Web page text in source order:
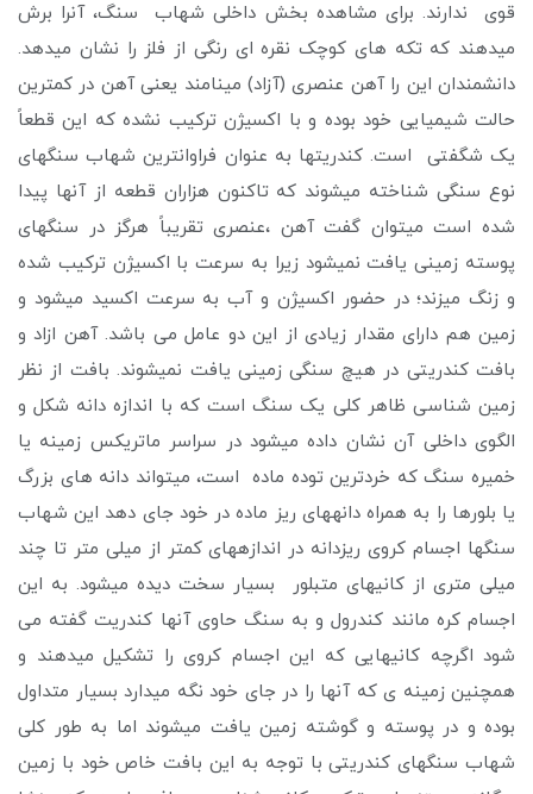
قوی ندارند. برای مشاهده بخش داخلی شهاب سنگ، آنرا برش
میدهند که تکه های کوچک نقره ای رنگی از فلز را نشان میدهد.
دانشمندان این را آهن عنصری (آزاد) مینامند یعنی آهن در کمترین
حالت شیمیایی خود بوده و با اکسیژن ترکیب نشده که این قطعاً
یک شگفتی است. کندریتها به عنوان فراوانترین شهاب سنگهای
نوع سنگی شناخته میشوند که تاکنون هزاران قطعه از آنها پیدا
شده است میتوان گفت آهن ،عنصری تقریباً هرگز در سنگهای
پوسته زمینی یافت نمیشود زیرا به سرعت با اکسیژن ترکیب شده
و زنگ میزند؛ در حضور اکسیژن و آب به سرعت اکسید میشود و
زمین هم دارای مقدار زیادی از این دو عامل می باشد. آهن ازاد و
بافت کندریتی در هیچ سنگی زمینی یافت نمیشوند. بافت از نظر
زمین شناسی ظاهر کلی یک سنگ است که با اندازه دانه شکل و
الگوی داخلی آن نشان داده میشود در سراسر ماتریکس زمینه یا
خمیره سنگ که خردترین توده ماده است، میتواند دانه های بزرگ
یا بلورها را به همراه دانههای ریز ماده در خود جای دهد این شهاب
سنگها اجسام کروی ریزدانه در اندازههای کمتر از میلی متر تا چند
میلی متری از کانیهای متبلور بسیار سخت دیده میشود. به این
اجسام کره مانند کندرول و به سنگ حاوی آنها کندریت گفته می
شود اگرچه کانیهایی که این اجسام کروی را تشکیل میدهند و
همچنین زمینه ی که آنها را در جای خود نگه میدارد بسیار متداول
بوده و در پوسته و گوشته زمین یافت میشوند اما به طور کلی
شهاب سنگهای کندریتی با توجه به این بافت خاص خود با زمین